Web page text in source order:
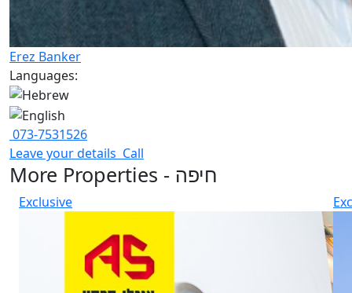
Erez Banker
Languages:
073-7531526
Leave your details Call
More Properties - חיפה
Exclusive